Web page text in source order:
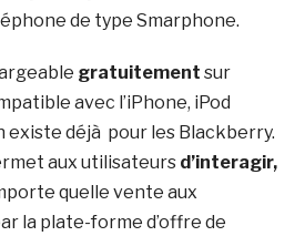
de type Smarphone.
gratuitement sur
avec l’iPhone, iPod
existe déjà pour les Blackberry.
aux utilisateurs d’interagir,
quelle vente aux
la plate-forme d’offre de